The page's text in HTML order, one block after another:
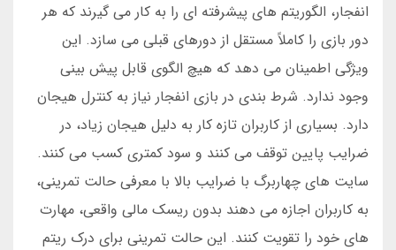
انفجار، الگوریتم های پیشرفته ای را به کار می گیرند که هر
دور بازی را کاملاً مستقل از دورهای قبلی می سازد. این
ویژگی اطمینان می دهد که هیچ الگوی قابل پیش بینی
وجود ندارد. شرط بندی در بازی انفجار نیاز به کنترل هیجان
دارد. بسیاری از کاربران تازه کار به دلیل هیجان زیاد، در
ضرایب پایین توقف می کنند و سود کمتری کسب می کنند.
سایت های چهاربرگ با ضرایب بالا با معرفی حالت تمرینی،
به کاربران اجازه می دهند بدون ریسک مالی واقعی، مهارت
های خود را تقویت کنند. این حالت تمرینی برای درک ریتم